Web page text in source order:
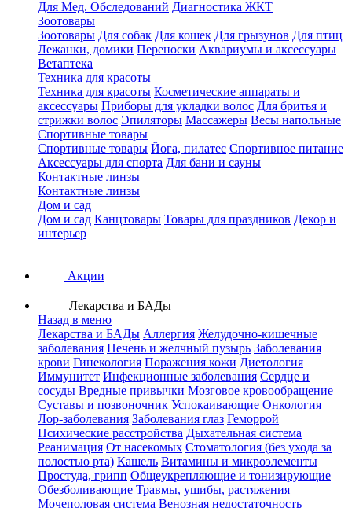
Для Мед. Обследований Диагностика ЖКТ
Зоотовары
Зоотовары Для собак Для кошек Для грызунов Для птиц
Лежанки, домики Переноски Аквариумы и аксессуары
Ветаптека
Техника для красоты
Техника для красоты Косметические аппараты и
аксессуары Приборы для укладки волос Для бритья и
стрижки волос Эпиляторы Массажеры Весы напольные
Спортивные товары
Спортивные товары Йога, пилатес Спортивное питание
Аксессуары для спорта Для бани и сауны
Контактные линзы
Контактные линзы
Дом и сад
Дом и сад Канцтовары Товары для праздников Декор и
интерьер
Акции
Лекарства и БАДы
Назад в меню
Лекарства и БАДы Аллергия Желудочно-кишечные
заболевания Печень и желчный пузырь Заболевания
крови Гинекология Поражения кожи Диетология
Иммунитет Инфекционные заболевания Сердце и
сосуды Вредные привычки Мозговое кровообращение
Суставы и позвоночник Успокаивающие Онкология
Лор-заболевания Заболевания глаз Геморрой
Психические расстройства Дыхательная система
Реанимация От насекомых Стоматология (без ухода за
полостью рта) Кашель Витамины и микроэлементы
Простуда, грипп Общеукрепляющие и тонизирующие
Обезболивающие Травмы, ушибы, растяжения
Мочеполовая система Венозная недостаточность